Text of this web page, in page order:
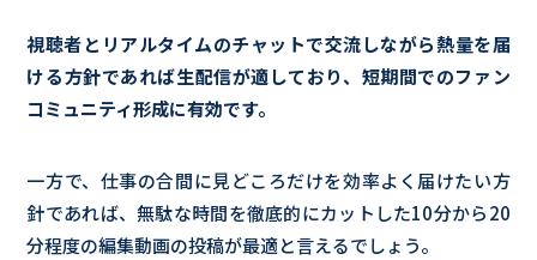
視聴者とリアルタイムのチャットで交流しながら熱量を届
ける方針であれば生配信が適しており、短期間でのファン
コミュニティ形成に有効です。
一方で、仕事の合間に見どころだけを効率よく届けたい方
針であれば、無駄な時間を徹底的にカットした10分から20
分程度の編集動画の投稿が最適と言えるでしょう。